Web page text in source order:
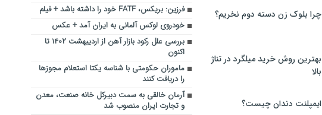
چرا بلوک زن دسته دوم نخریم؟
بهترین روش خرید میلگرد در تناژ
بالا
ایمپلنت دندان چیست؟
فرزین: بریکس، FATF خود را داشته باشد + فیلم
خودروی لوکس آلمانی به ایران آمد + عکس
بررسی علل رکود بازار آهن از اردیبهشت ۱۴۰۲ تا
اکنون
ماموران حکومتی با شناسه یکتا استعلام مجوزها
را دریافت کنند
آرمان خالقی به سمت دبیرکل خانه صنعت، معدن
و تجارت ایران منصوب شد